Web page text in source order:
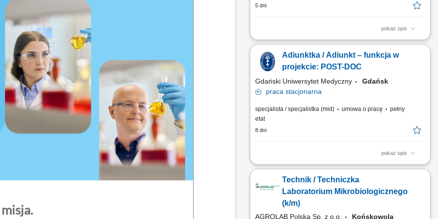
5 dni
pokaż opis
Dołącz do innowacyjnego projektu badawczego z zakresu
finansowany przez Agencję Badań Medycznych w ramach
programu TRANSMED I. Główne zadania: Opracowywanie
cech epigenomicznych;...
Adiunktka / Adiunkt – funkcja w
projekcie: POST-DOC
Gdański Uniwersytet Medyczny
Gdańsk
praca stacjonarna
specjalista / specjalistka (mid) umowa o pracę
pełny
etat
8 dni
pokaż opis
Zadania na stanowisku: Prowadzenie eksperymentów
Przygotowywanie, optymalizacja i walidacja bibliotek DNA do
sekwencjonowania NGS i Nanopore; Nadzór nad bieżącym
obiegiem i ewidencją próbek; Opracowywanie wyników,
wstępna analiza...
Technik / Techniczka
Laboratorium Mikrobiologicznego
(k/m)
AGROLAB Polska Sp. z o.o. Końskowola